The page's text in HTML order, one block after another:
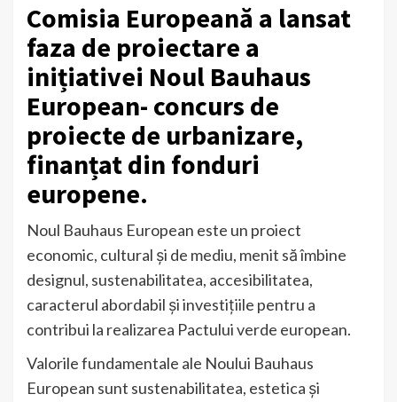
Comisia Europeană a lansat
faza de proiectare a
inițiativei Noul Bauhaus
European- concurs de
proiecte de urbanizare,
finanțat din fonduri
europene.
Noul Bauhaus European este un proiect
economic, cultural și de mediu, menit să îmbine
designul, sustenabilitatea, accesibilitatea,
caracterul abordabil și investițiile pentru a
contribui la realizarea Pactului verde european.
Valorile fundamentale ale Noului Bauhaus
European sunt sustenabilitatea, estetica și